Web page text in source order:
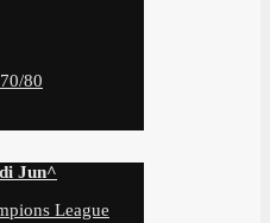
80
Jun^
League